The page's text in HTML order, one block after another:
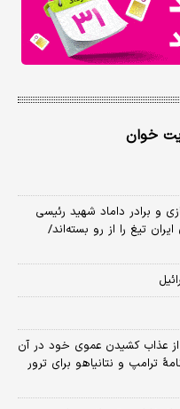
خوان
و برادر داماد شهید رئیسی
تیغ را از رو بسته‌اند/
از عذاب کشیدن عموی خود در آن
ترامپ و نتانیاهو برای ترور